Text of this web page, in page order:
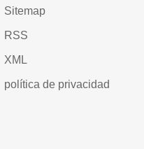
Sitemap
RSS
XML
política de privacidad